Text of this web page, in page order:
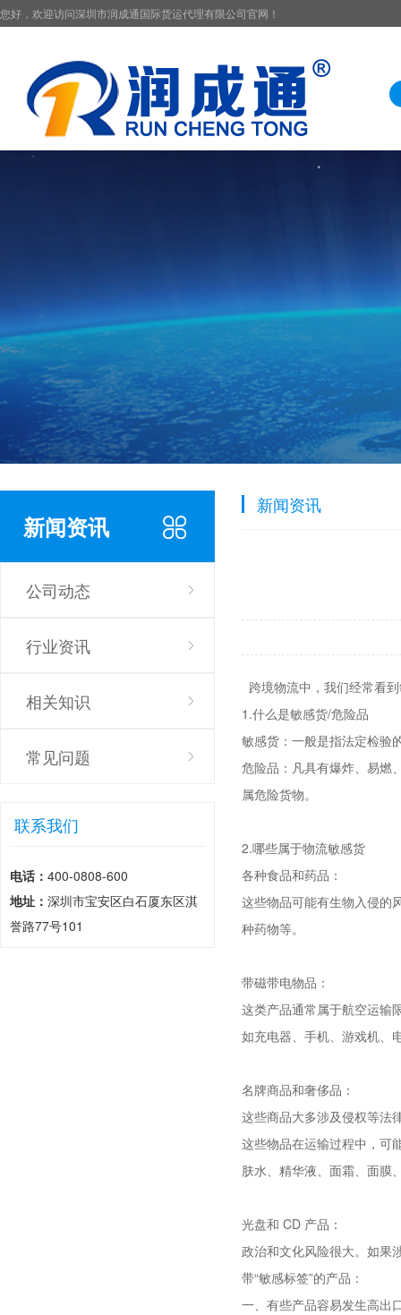
您好，欢迎访问深圳市润成通国际货运代理有限公司官网！
新闻资讯
公司动态
行业资讯
相关知识
常见问题
联系我们
电话： 400-0808-600
地址： 深圳市宝安区白石厦东区淇
誉路77号101
新闻资讯
跨境物流中，我们经常看
1.什么是敏感货/危险品
敏感货：一般是指法定检验
危险品：凡具有爆炸、易燃
属危险货物。
2.哪些属于物流敏感货
各种食品和药品：
这些物品可能有生物入侵的
种药物等。
带磁带电物品：
这类产品通常属于航空运输
如充电器、手机、游戏机、
名牌商品和奢侈品：
这些商品大多涉及侵权等法
这些物品在运输过程中，可
肤水、精华液、面霜、面膜
光盘和 CD 产品：
政治和文化风险很大。如果
带“敏感标签”的产品：
一、有些产品容易发生高出